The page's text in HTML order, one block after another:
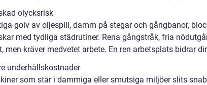
olycksrisk
golv av oljespill, damm på stegar och gångbanor,
med tydliga städrutiner. Rena gångstråk, fria
men kräver medvetet arbete. En ren arbetsplats bidrar
underhållskostnader
som står i dammiga eller smutsiga miljöer slits